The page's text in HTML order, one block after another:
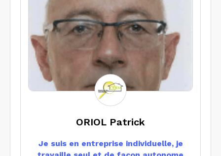
ORIOL Patrick
Je suis en entreprise individuelle, je